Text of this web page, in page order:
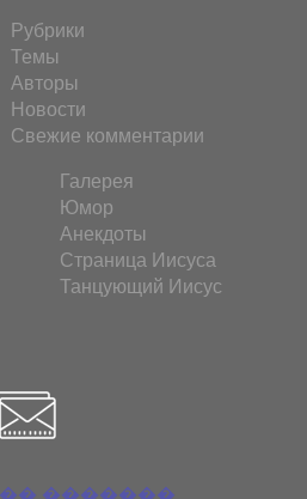
Рубрики
Темы
Авторы
Новости
Свежие комментарии
Галерея
Юмор
Анекдоты
Страница Иисуса
Танцующий Иисус